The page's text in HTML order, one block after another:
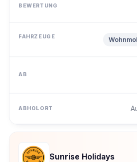
Sunrise Holidays